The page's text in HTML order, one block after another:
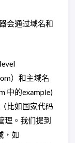
会通过域名和
）和主域名
中的example)
比如国家代码
理。我们提到
，如